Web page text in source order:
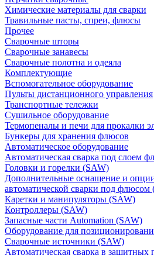
Химические материалы для сварки
Травильные пасты, спреи, флюсы
Прочее
Сварочные шторы
Сварочные занавесы
Сварочные полотна и одеяла
Комплектующие
Вспомогательное оборудование
Пульты дистанционного управления
Транспортные тележки
Сушильное оборудование
Термопеналы и печи для прокалки
Бункеры для хранения флюсов
Автоматическое оборудование
Автоматическая сварка под слоем
Головки и горелки (SAW)
Дополнительные оснащение и
автоматической сварки под флюсом
Каретки и манипуляторы (SAW)
Контроллеры (SAW)
Запасные части Automation (SAW)
Оборудование для
Сварочные источники (SAW)
Автоматическая сварка в защитных